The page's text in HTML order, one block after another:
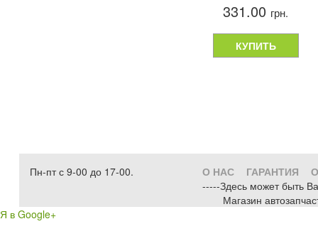
331.00 грн.
КУПИТЬ
Пн-пт с 9-00 до 17-00. О НАС ГАРАНТИЯ
-----Здесь может быть
Магазин
Я в Google+